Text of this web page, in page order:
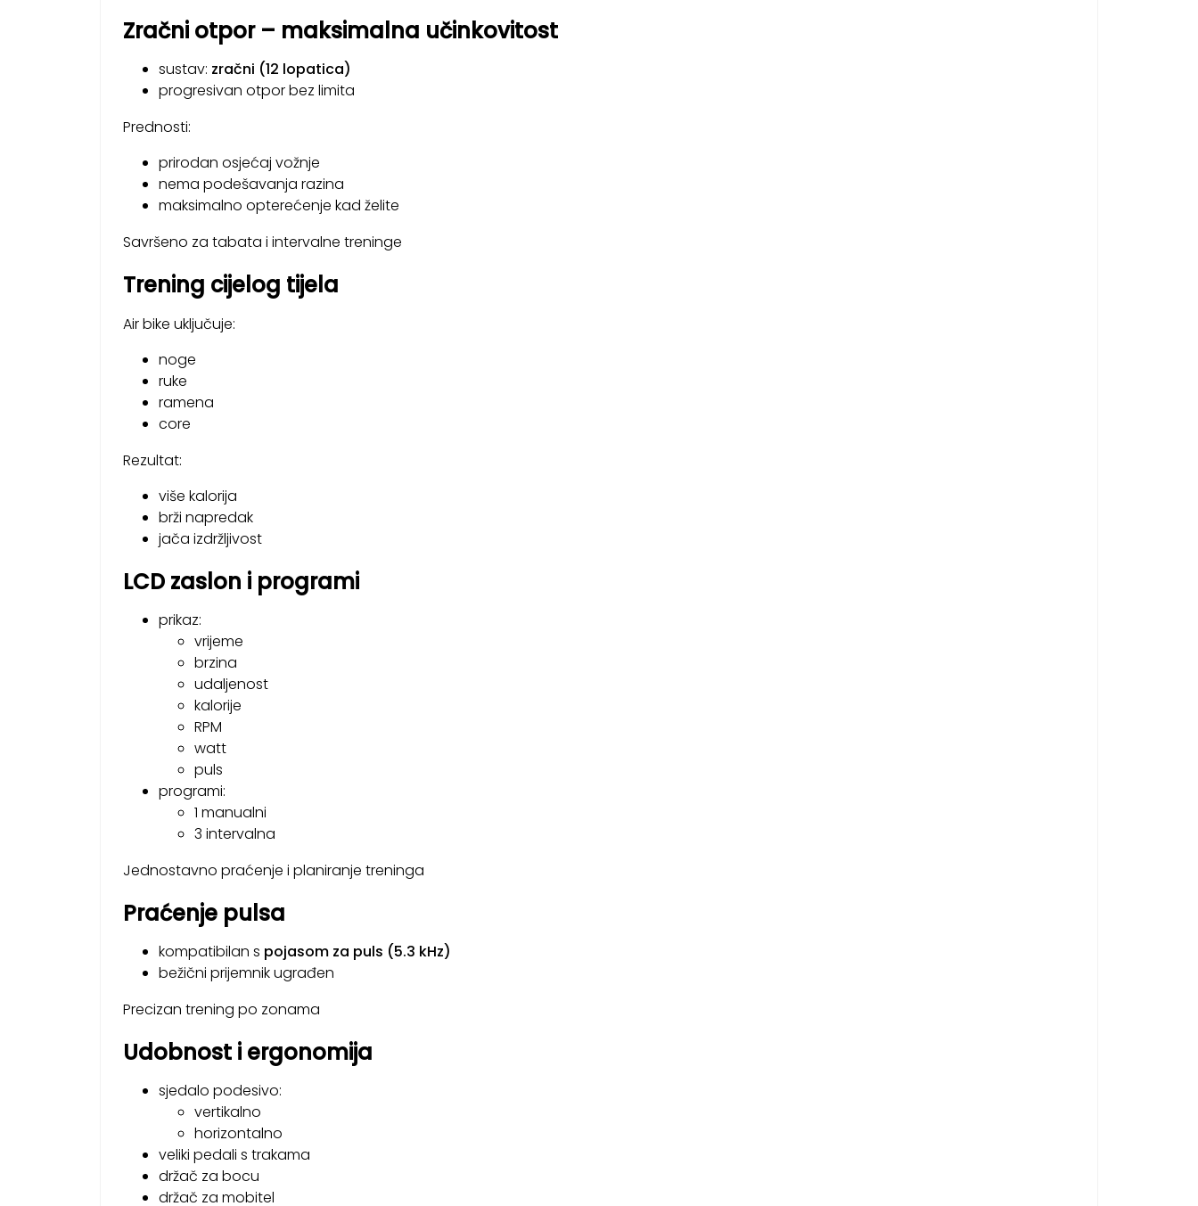
Zračni otpor – maksimalna učinkovitost
sustav: zračni (12 lopatica)
progresivan otpor bez limita
Prednosti:
prirodan osjećaj vožnje
nema podešavanja razina
maksimalno opterećenje kad želite
Savršeno za tabata i intervalne treninge
Trening cijelog tijela
Air bike uključuje:
noge
ruke
ramena
core
Rezultat:
više kalorija
brži napredak
jača izdržljivost
LCD zaslon i programi
prikaz:
vrijeme
brzina
udaljenost
kalorije
RPM
watt
puls
programi:
1 manualni
3 intervalna
Jednostavno praćenje i planiranje treninga
Praćenje pulsa
kompatibilan s pojasom za puls (5.3 kHz)
bežični prijemnik ugrađen
Precizan trening po zonama
Udobnost i ergonomija
sjedalo podesivo:
vertikalno
horizontalno
veliki pedali s trakama
držač za bocu
držač za mobitel